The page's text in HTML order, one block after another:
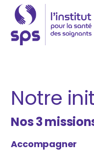
Notre
Nos 3
Accompagner